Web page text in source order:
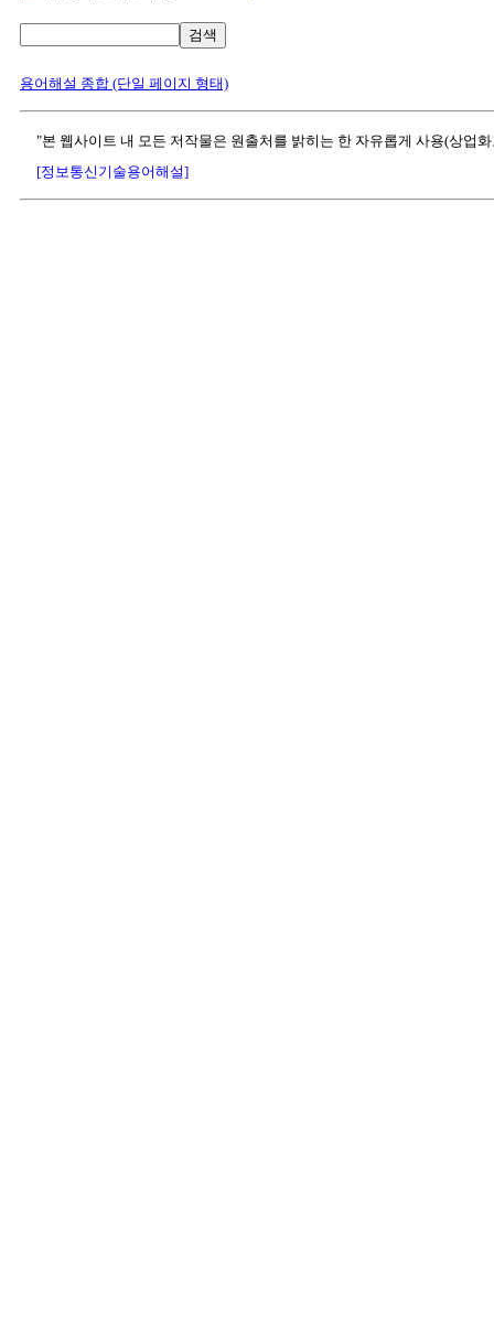
검색
용어해설 종합 (단일 페이지 형태)
"본 웹사이트 내 모든 저작물은 원출처를 밝히는 한 자유롭게 사용(상업
[정보통신기술용어해설]